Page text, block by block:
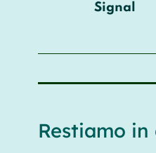
Signal
Restiamo